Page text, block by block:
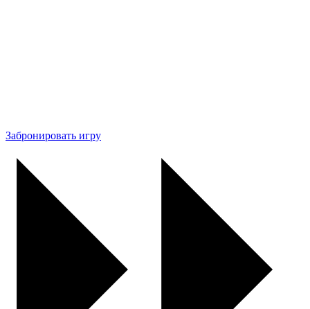
Забронировать игру